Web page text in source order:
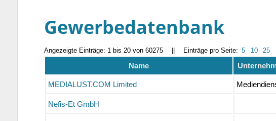
Gewerbedatenbank
Angezeigte Einträge: 1 bis 20 von 60275 Einträge pro Seite: 5 10 25
Name
MEDIALUST.COM Limited
Nefis-Et GmbH